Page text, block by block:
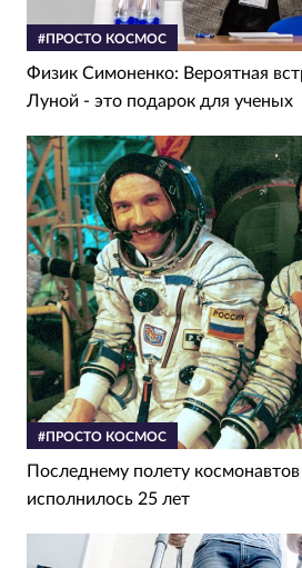
#ПРОСТО КОСМОС
Физик Симоненко: Вероятная
Луной - это подарок для ученых
#ПРОСТО КОСМОС
Последнему полету
исполнилось 25 лет